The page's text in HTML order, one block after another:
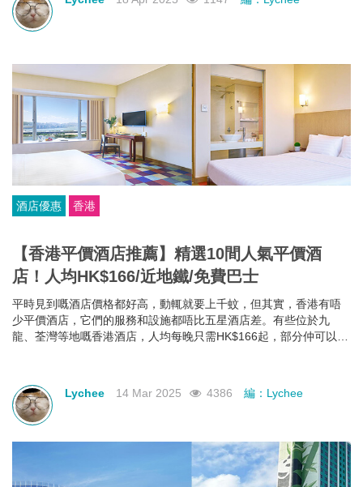
康！
酒店優惠 香港
【香港平價酒店推薦】精選10間人氣平價酒
店！人均HK$166/近地鐵/免費巴士
平時見到嘅酒店價格都好高，動輒就要上千蚊，但其實，香港有唔
少平價酒店，它們的服務和設施都唔比五星酒店差。有些位於九
龍、荃灣等地嘅香港酒店，人均每晚只需HK$166起，部分仲可以欣
Lychee
14 Mar 2025 4386 編：Lychee